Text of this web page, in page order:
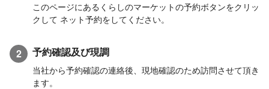
このページにあるくらしのマーケットの予約ボタンをクリッ
クして ネット予約をしてください。
2 予約確認及び現調
当社から予約確認の連絡後、現地確認のため訪問させて頂き
ます。